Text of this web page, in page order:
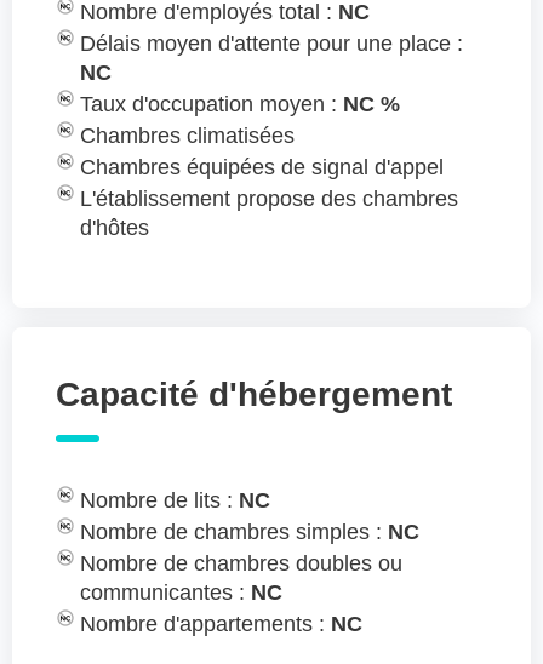
Nombre d'employés total : NC
Délais moyen d'attente pour une place :
NC
Taux d'occupation moyen : NC %
Chambres climatisées
Chambres équipées de signal d'appel
L'établissement propose des chambres
d'hôtes
Capacité d'hébergement
Nombre de lits : NC
Nombre de chambres simples : NC
Nombre de chambres doubles ou
communicantes : NC
Nombre d'appartements : NC